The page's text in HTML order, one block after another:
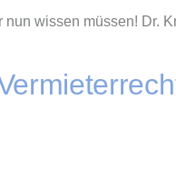
wissen müssen! Dr.